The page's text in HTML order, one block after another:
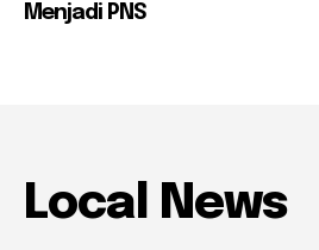
Menjadi PNS
Local News